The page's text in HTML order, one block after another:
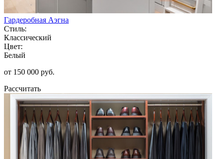
Гардеробная Аэгна
Стиль:
Классический
Цвет:
Белый
от 150 000 руб.
Рассчитать